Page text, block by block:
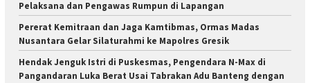
Pelaksana dan Pengawas Rumpun di Lapangan
Pererat Kemitraan dan Jaga Kamtibmas, Ormas Madas
Nusantara Gelar Silaturahmi ke Mapolres Gresik
Hendak Jenguk Istri di Puskesmas, Pengendara N-Max di
Pangandaran Luka Berat Usai Tabrakan Adu Banteng dengan